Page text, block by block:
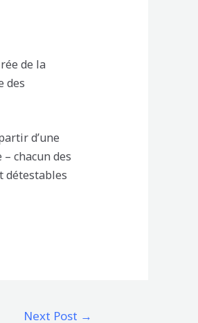
de la
des
d’une
chacun des
détestables
Next Post →